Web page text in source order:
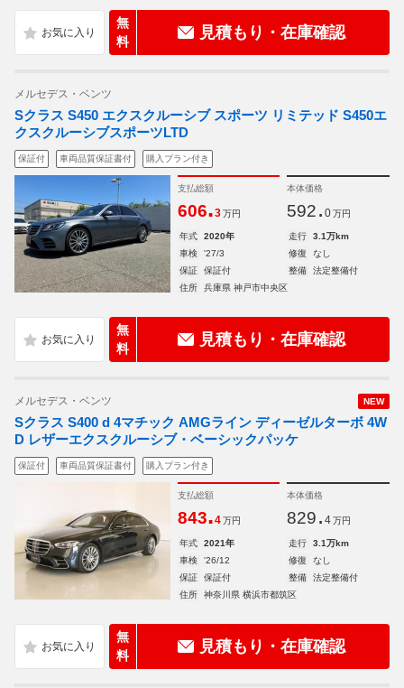
無
料
見積もり・在庫確認
メルセデス・ベンツ
Sクラス S450 エクスクルーシブ スポーツ リミテッド S450エ
クスクルーシブスポーツLTD
保証付 車両品質保証書付 購入プラン付き
支払総額
606.3 万円
本体価格
592. 0 万円
年式 2020年 走行
3.1万km
車検
'27/3 修復
なし
保証
保証付 整備
法定整備付
住所
兵庫県 神戸市中央区
無
料
見積もり・在庫確認
NEW
メルセデス・ベンツ
Sクラス S400 d 4マチック AMGライン ディーゼルターボ 4W
D レザーエクスクルーシブ・ベーシックパッケ
保証付 車両品質保証書付 購入プラン付き
支払総額
843.4 万円
本体価格
829. 4 万円
年式 2021年 走行
3.1万km
車検
'26/12 修復
なし
保証
保証付 整備
法定整備付
住所
神奈川県 横浜市都筑区
無
料
見積もり・在庫確認